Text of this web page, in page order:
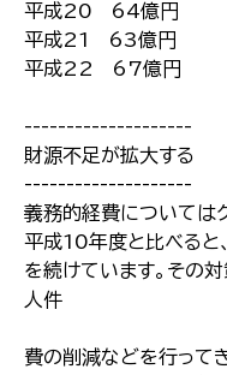
平成20 64億円
平成21 63億円
平成22 67億円
--------------------
財源不足が拡大する
--------------------
義務的経費については
平成10年度と比べると
を続けています。その
人件
費の削減などを行って